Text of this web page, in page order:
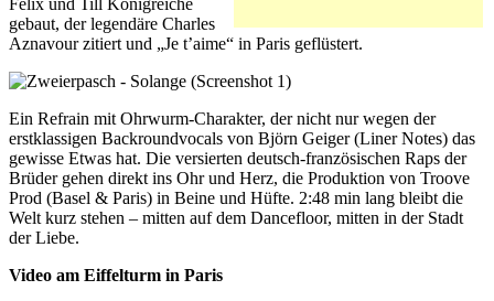
gebaut, der legendäre Charles
Aznavour zitiert und „Je t’aime“ in Paris geflüstert.
Ein Refrain mit Ohrwurm-Charakter, der nicht nur wegen der
erstklassigen Backroundvocals von Björn Geiger (Liner Notes) das
gewisse Etwas hat. Die versierten deutsch-französischen Raps der
Brüder gehen direkt ins Ohr und Herz, die Produktion von Troove
Prod (Basel & Paris) in Beine und Hüfte. 2:48 min lang bleibt die
Welt kurz stehen – mitten auf dem Dancefloor, mitten in der Stadt
der Liebe.
Video am Eiffelturm in Paris